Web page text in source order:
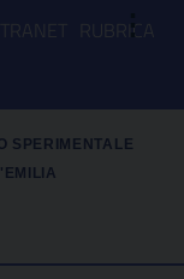
⋮
RUBRICA
SPERIMENTALE